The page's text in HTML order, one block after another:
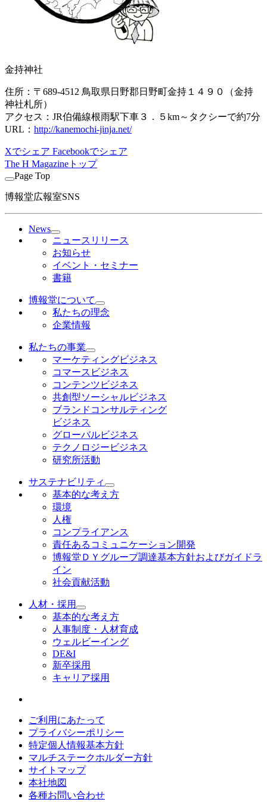
金持神社
住所：〒689-4512 鳥取県日野郡日野町金持１４９０（金持
神社札所）
アクセス：JR伯備線根雨駅下車３．５km～タクシーで約7分
URL： http://kanemochi-jinja.net/
Xでシェア Facebookでシェア
The H Magazineトップ
Page Top
博報堂広報室SNS
News
ニュースリリース
お知らせ
イベント・セミナー
書籍
博報堂について
私たちの理念
企業情報
私たちの事業
マーケティングビジネス
コマースビジネス
コンテンツビジネス
共創型ソーシャルビジネス
ブランドコンサルティング
ビジネス
グローバルビジネス
テクノロジービジネス
研究所活動
サステナビリティ
基本的な考え方
環境
人権
コンプライアンス
責任あるコミュニケーション開発
博報堂ＤＹグループ調達基本方針およびガイドラ
イン
社会貢献活動
人材・採用
基本的な考え方
人事制度・人材育成
ウェルビーイング
DE&I
新卒採用
キャリア採用
ご利用にあたって
プライバシーポリシー
特定個人情報基本方針
マルチステークホルダー方針
サイトマップ
本社地図
各種お問い合わせ